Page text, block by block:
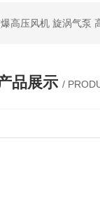
高压风机 旋涡气泵
品展示 /